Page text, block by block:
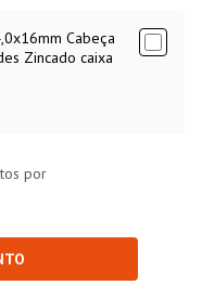
Cabeça
Zincado caixa
por